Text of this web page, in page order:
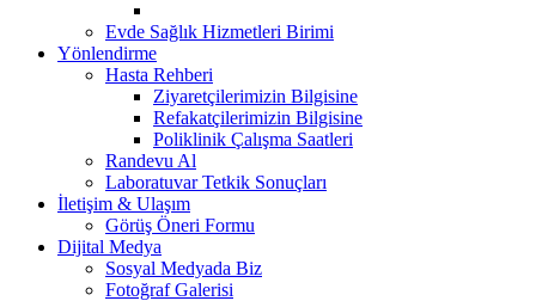
Evde Sağlık Hizmetleri Birimi
Yönlendirme
Hasta Rehberi
Ziyaretçilerimizin Bilgisine
Refakatçilerimizin Bilgisine
Poliklinik Çalışma Saatleri
Randevu Al
Laboratuvar Tetkik Sonuçları
İletişim & Ulaşım
Görüş Öneri Formu
Dijital Medya
Sosyal Medyada Biz
Fotoğraf Galerisi